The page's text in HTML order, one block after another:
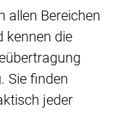
allen Bereichen
kennen die
Sie finden
jeder